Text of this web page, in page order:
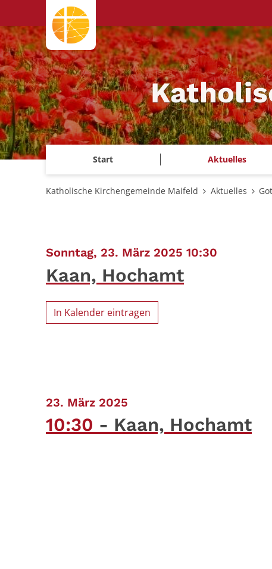
Zum Inhalt springen
Start Aktuelles
Katholische Kirchengemeinde Maifeld Aktuelles
Sonntag, 23. März 2025 10:30
Kaan, Hochamt
In Kalender eintragen
23. März 2025
10:30 Kaan, Hochamt